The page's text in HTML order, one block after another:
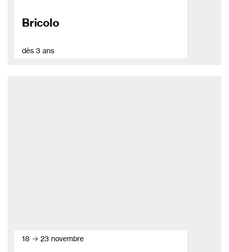
Bricolo
dès 3 ans
18 → 23 novembre